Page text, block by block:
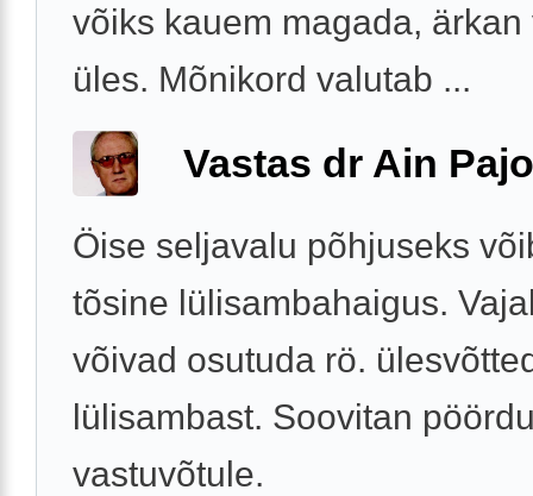
võiks kauem magada, ärkan
üles. Mõnikord valutab ...
Vastas dr Ain
Öise seljavalu põhjuseks
tõsine lülisambahaigus.
võivad osutuda rö.
lülisambast. Soovitan
vastuvõtule.